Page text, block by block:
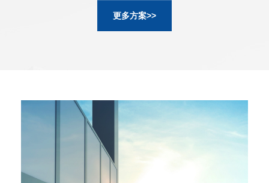
于为笔记本电脑充电，使用非
更多方案>>